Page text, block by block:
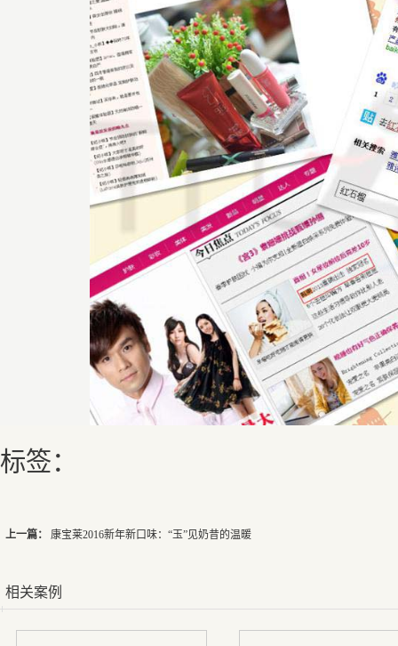
标签：
上一篇： 康宝莱2016新年新口味：“玉”见奶昔的温暖
相关案例